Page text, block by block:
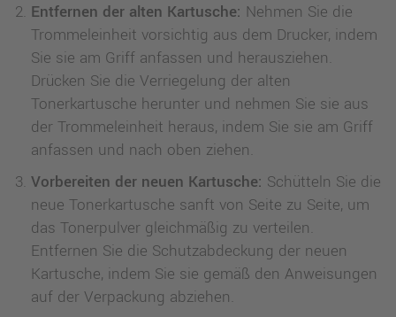
Entfernen der alten Kartusche: Nehmen Sie die
Trommeleinheit vorsichtig aus dem Drucker, indem
Sie sie am Griff anfassen und herausziehen.
Drücken Sie die Verriegelung der alten
Tonerkartusche herunter und nehmen Sie sie aus
der Trommeleinheit heraus, indem Sie sie am Griff
anfassen und nach oben ziehen.
Vorbereiten der neuen Kartusche: Schütteln Sie die
neue Tonerkartusche sanft von Seite zu Seite, um
das Tonerpulver gleichmäßig zu verteilen.
Entfernen Sie die Schutzabdeckung der neuen
Kartusche, indem Sie sie gemäß den Anweisungen
auf der Verpackung abziehen.